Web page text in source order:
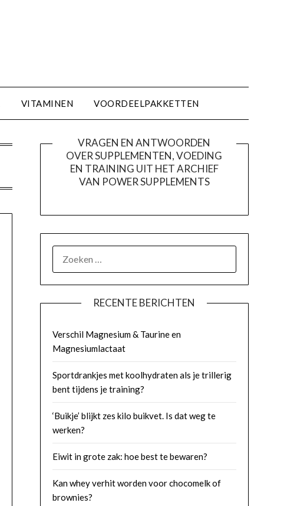
VITAMINEN VOORDEELPAKKETTEN
VRAGEN EN ANTWOORDEN
OVER SUPPLEMENTEN, VOEDING
EN TRAINING UIT HET ARCHIEF
VAN POWER SUPPLEMENTS
NAAR:
RECENTE BERICHTEN
Verschil Magnesium & Taurine en
Magnesiumlactaat
Sportdrankjes met koolhydraten als je trillerig
bent tijdens je training?
‘Buikje’ blijkt zes kilo buikvet. Is dat weg te
werken?
Eiwit in grote zak: hoe best te bewaren?
Kan whey verhit worden voor chocomelk of
brownies?